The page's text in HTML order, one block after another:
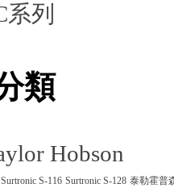
系列
類
Hobson
Surtronic S-116 Surtronic S-128 泰勒霍普